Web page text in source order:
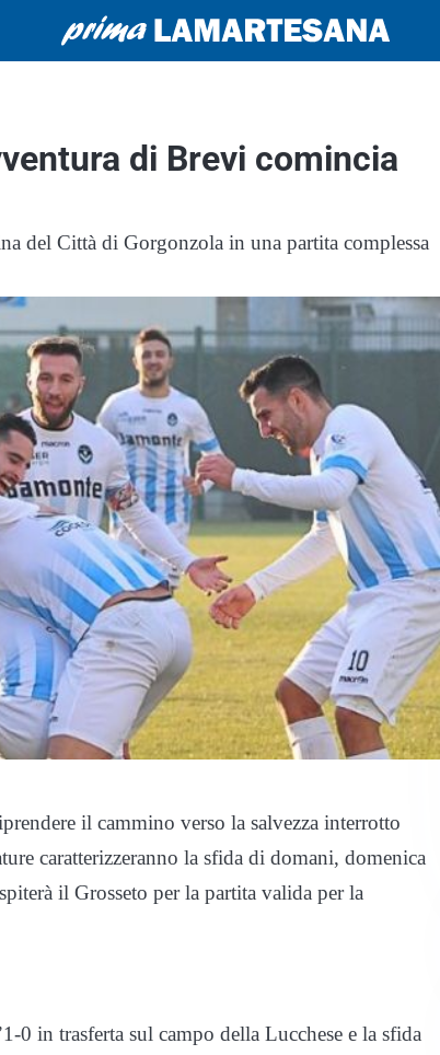
di Brevi comincia
del Città di Gorgonzola in una partita complessa
il cammino verso la salvezza interrotto
caratterizzeranno la sfida di domani, domenica
il Grosseto per la partita valida per la
0 in trasferta sul campo della Lucchese e la sfida